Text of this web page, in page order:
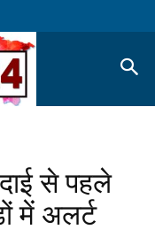
से पहले
में अलर्ट